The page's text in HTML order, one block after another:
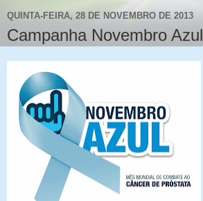
QUINTA-FEIRA, 28 DE NOVEMBRO DE 2013
Campanha Novembro Azul